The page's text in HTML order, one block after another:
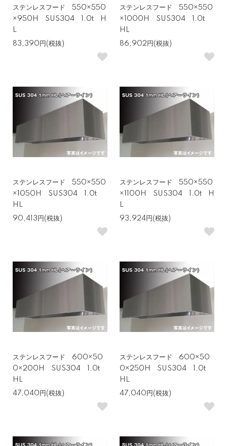
ステンレスフード 550×550
×950H SUS304 1.0t H
L
83,390円(税抜)
ステンレスフード 550×550
×1000H SUS304 1.0t
HL
86,902円(税抜)
ステンレスフード 550×550
×1050H SUS304 1.0t
HL
90,413円(税抜)
ステンレスフード 550×550
×1100H SUS304 1.0t H
L
93,924円(税抜)
ステンレスフード 600×50
0×200H SUS304 1.0t
HL
47,040円(税抜)
ステンレスフード 600×50
0×250H SUS304 1.0t
HL
47,040円(税抜)